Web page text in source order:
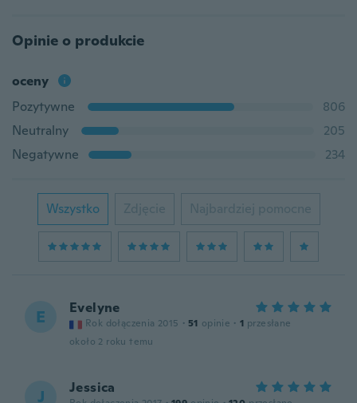
Opinie o produkcie
oceny
Pozytywne
806
Neutralny
205
Negatywne
234
Wszystko Zdjęcie Najbardziej pomocne
E Evelyne
Rok dołączenia 2015 · 51 opinie · 1 przesłane
około 2 roku temu
J Jessica